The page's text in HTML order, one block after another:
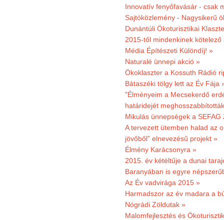
Innovatív fenyőfavásár - csak
Sajtóközlemény - Nagysikerű
Dunántúli Ökoturisztikai
2015-től mindenkinek
Média Építészeti Különdíj! »
Naturalé ünnepi akció »
Ökoklaszter a Kossuth Rádió
Bátaszéki tölgy lett az Év Fája
"Élményeim a Mecsekerdő
határidejét
Mikulás ünnepségek a SEFAG
A tervezett ütemben halad az
jövőből” elnevezésű projekt »
Élmény Karácsonyra »
2015. év kétéltűje a dunai
Baranyában is egyre
Az Év vadvirága 2015 »
Harmadszor az év madara a
Nógrádi Zöldutak »
Malomfejlesztés és